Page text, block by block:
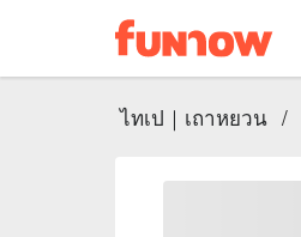
ไทเป｜เถาหยวน /